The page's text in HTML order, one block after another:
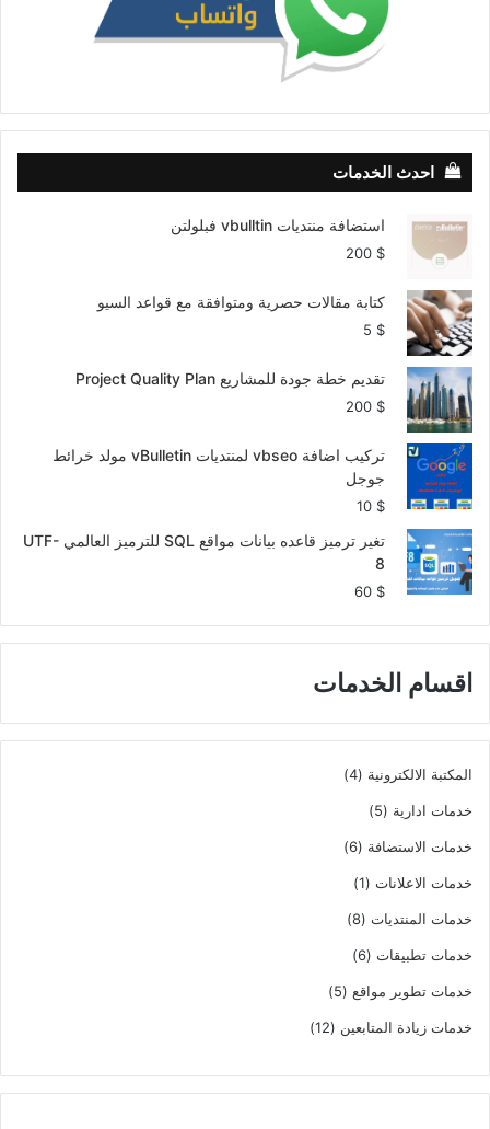
احدث الخدمات
استضافة منتديات vbulltin فبلولتن
200 $
كتابة مقالات حصرية ومتوافقة مع قواعد السيو
5 $
تقديم خطة جودة للمشاريع Project Quality Plan
200 $
تركيب اضافة vbseo لمنتديات vBulletin مولد خرائط
جوجل
10 $
تغير ترميز قاعده بيانات مواقع SQL للترميز العالمي UTF-
8
60 $
اقسام الخدمات
المكتبة الالكترونية 4
4
خدمات ادارية
5
5
خدمات الاستضافة
6
6
خدمات الاعلانات
1
واحد
خدمات المنتديات 8
8
خدمات تطبيقات 6
6
خدمات تطوير مواقع
5
5
خدمات زيادة المتابعين
12
12